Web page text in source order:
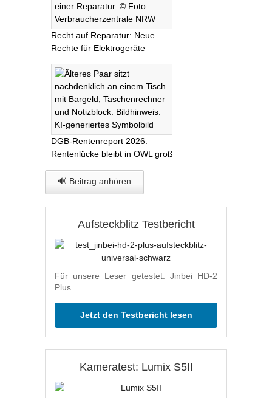
Recht auf Reparatur: Neue
Rechte für Elektrogeräte
DGB-Rentenreport 2026:
Rentenlücke bleibt in OWL groß
🔊 Beitrag anhören
Aufsteckblitz Testbericht
Für unsere Leser getestet: Jinbei HD-2
Plus.
Jetzt den Testbericht lesen
Kameratest: Lumix S5II